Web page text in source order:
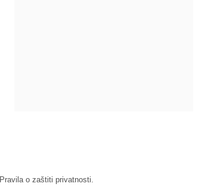
Pravila o zaštiti privatnosti.